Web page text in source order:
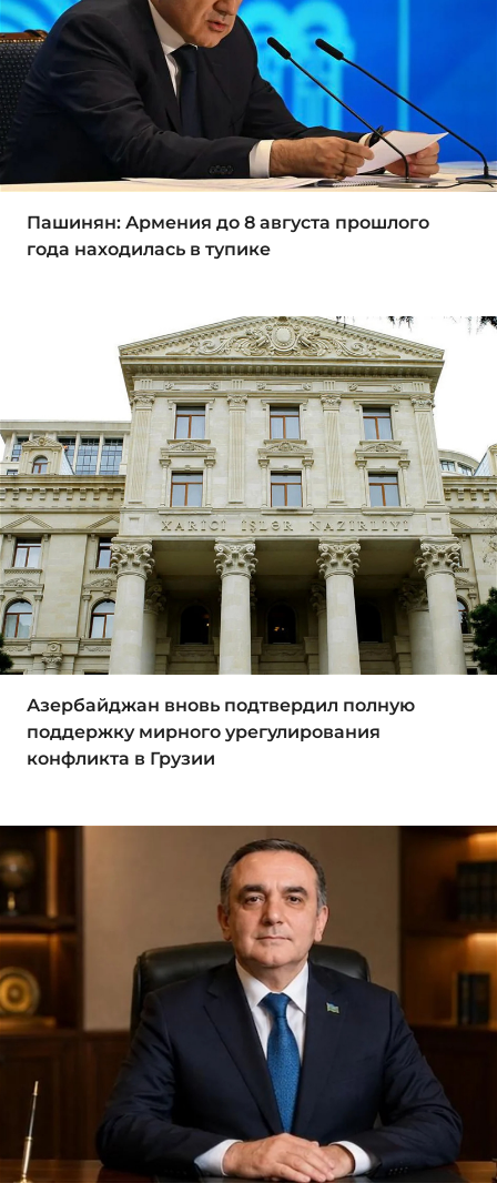
Пашинян: Армения до 8 августа прошлого
года находилась в тупике
Азербайджан вновь подтвердил полную
поддержку мирного урегулирования
конфликта в Грузии